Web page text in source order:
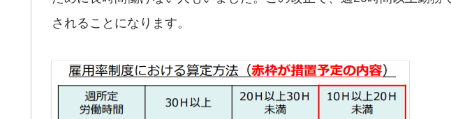
されることになります。